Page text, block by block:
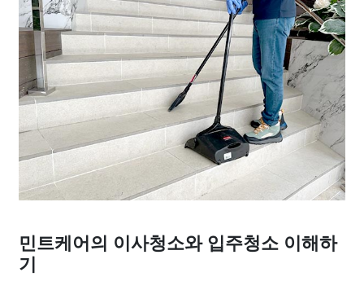
민트케어의 이사청소와 입주청소 이해하
기